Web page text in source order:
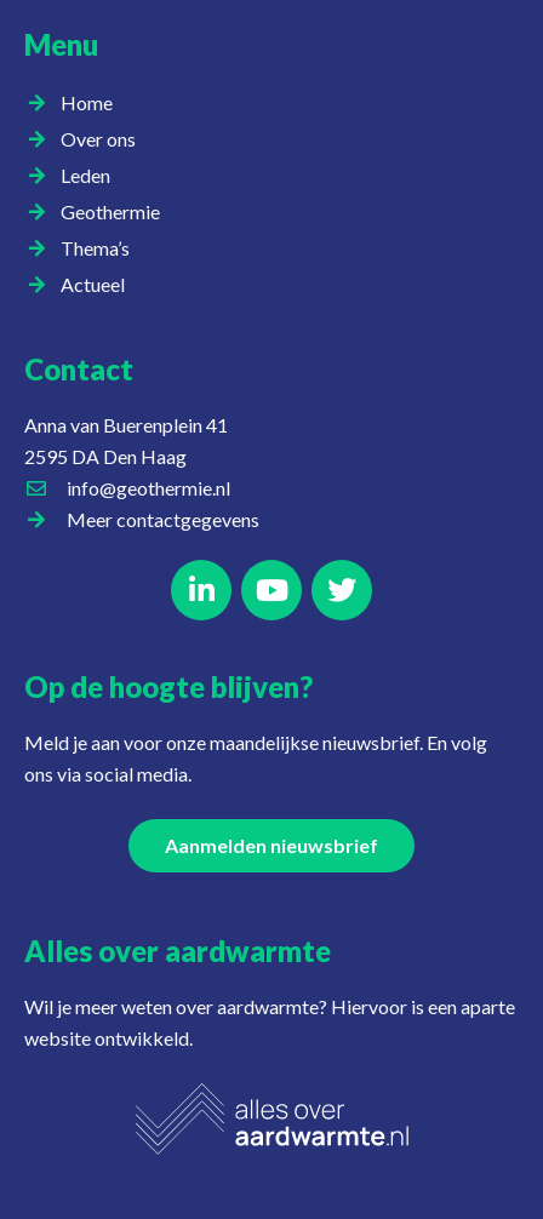
Menu
Home
Over ons
Leden
Geothermie
Thema’s
Actueel
Contact
Anna van Buerenplein 41
2595 DA Den Haag
info@geothermie.nl
Meer contactgegevens
Op de hoogte blijven?
Meld je aan voor onze maandelijkse nieuwsbrief. En volg
ons via social media.
Aanmelden nieuwsbrief
Alles over aardwarmte
Wil je meer weten over aardwarmte? Hiervoor is een aparte
website ontwikkeld.